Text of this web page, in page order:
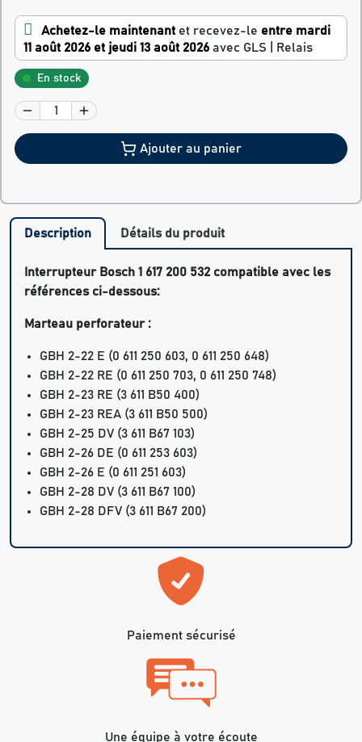
Achetez-le maintenant et recevez-le entre mardi
11 août 2026 et jeudi 13 août 2026 avec GLS | Relais
En stock
Ajouter au panier
Description Détails du produit
Interrupteur Bosch 1 617 200 532 compatible avec les
références ci-dessous:
Marteau perforateur :
GBH 2-22 E (0 611 250 603, 0 611 250 648)
GBH 2-22 RE (0 611 250 703, 0 611 250 748)
GBH 2-23 RE (3 611 B50 400)
GBH 2-23 REA (3 611 B50 500)
GBH 2-25 DV (3 611 B67 103)
GBH 2-26 DE (0 611 253 603)
GBH 2-26 E (0 611 251 603)
GBH 2-28 DV (3 611 B67 100)
GBH 2-28 DFV (3 611 B67 200)
Paiement sécurisé
Une équipe à votre écoute